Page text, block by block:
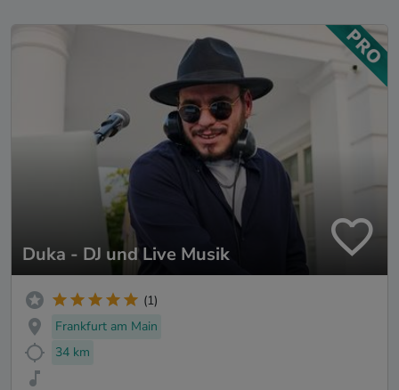
Duka - DJ und Live Musik
(1)
Frankfurt am Main
34 km